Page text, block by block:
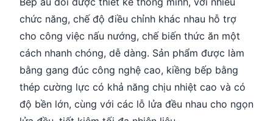
chức năng, chế độ điều chỉnh khác nhau hỗ trợ
cho công việc nấu nướng, chế biến thức ăn một
cách nhanh chóng, dễ dàng. Sản phẩm được làm
bằng gang đúc công nghệ cao, kiềng bếp bằng
thép cường lực có khả năng chịu nhiệt cao và có
độ bền lớn, cùng với các lỗ lửa đều nhau cho ngọn